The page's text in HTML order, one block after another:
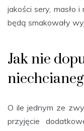
jakości sery, masło
będą smakowały
Jak nie
O ile jednym ze
przyjęcie